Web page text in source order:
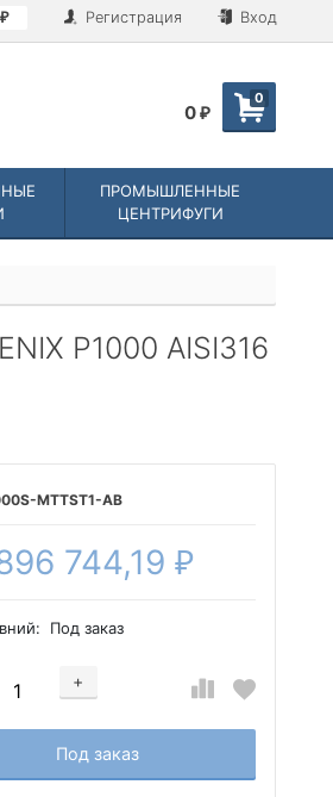
₽ Регистрация Вход
0
0 ₽
ПРОМЫШЛЕННЫЕ
ЦЕНТРИФУГИ
P1000 AISI316
MTTST1-AB
744,19 ₽
Под заказ
+
Добавляется...
Под заказ
Добавлен